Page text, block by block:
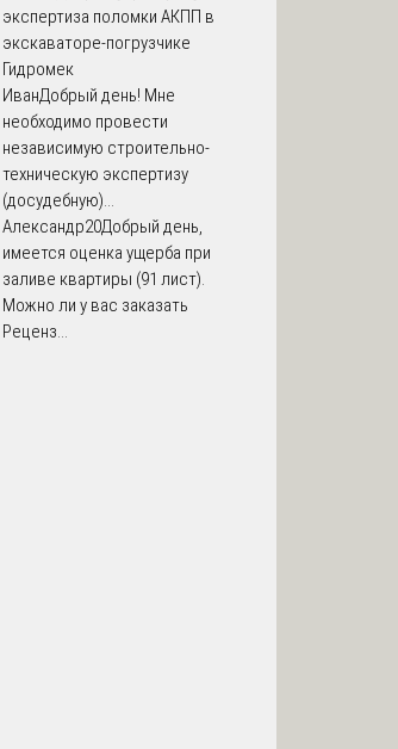
экспертиза поломки АКПП в
экскаваторе-погрузчике
Гидромек
ИванДобрый день! Мне
необходимо провести
независимую строительно-
техническую экспертизу
(досудебную)...
Александр20Добрый день,
имеется оценка ущерба при
заливе квартиры (91 лист).
Можно ли у вас заказать
Реценз...